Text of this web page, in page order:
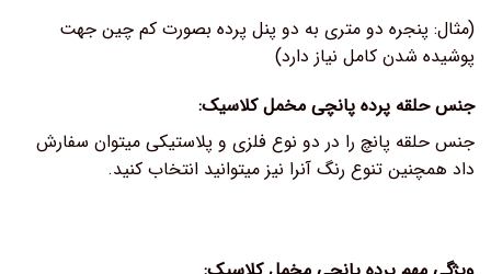
(مثال: پنجره دو متری به دو پنل پرده بصورت کم چین جهت
پوشیده شدن کامل نیاز دارد)
جنس حلقه پرده پانچی مخمل کلاسیک:
جنس حلقه پانچ را در دو نوع فلزی و پلاستیکی میتوان سفارش
داد همچنین تنوع رنگ آنرا نیز میتوانید انتخاب کنید.